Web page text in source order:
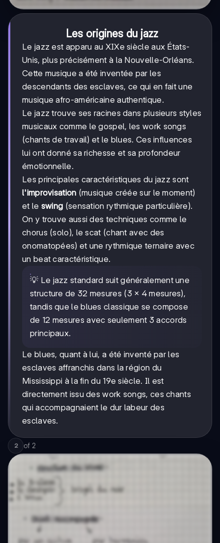
Les origines du jazz
Le jazz est apparu au XIXe siècle aux États-
Unis, plus précisément à la Nouvelle-Orléans.
Cette musique a été inventée par les
descendants des esclaves, ce qui en fait une
musique afro-américaine authentique.
Le jazz trouve ses racines dans plusieurs styles
musicaux comme le gospel, les work songs
(chants de travail) et le blues. Ces influences
lui ont donné sa richesse et sa profondeur
émotionnelle.
Les principales caractéristiques du jazz sont
l'improvisation (musique créée sur le moment)
et le swing (sensation rythmique particulière).
On y trouve aussi des techniques comme le
chorus (solo), le scat (chant avec des
onomatopées) et une rythmique ternaire avec
un beat caractéristique.
💡 Le jazz standard suit généralement une
structure de 32 mesures (3 × 4 mesures),
tandis que le blues classique se compose
de 12 mesures avec seulement 3 accords
principaux.
Le blues, quant à lui, a été inventé par les
esclaves affranchis dans la région du
Mississippi à la fin du 19e siècle. Il est
directement issu des work songs, ces chants
qui accompagnaient le dur labeur des
esclaves.
2 of 2